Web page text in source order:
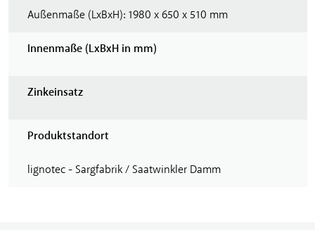
Außenmaße (LxBxH): 1980 x 650 x 510 mm
Innenmaße (LxBxH in mm)
Zinkeinsatz
Produktstandort
lignotec - Sargfabrik / Saatwinkler Damm